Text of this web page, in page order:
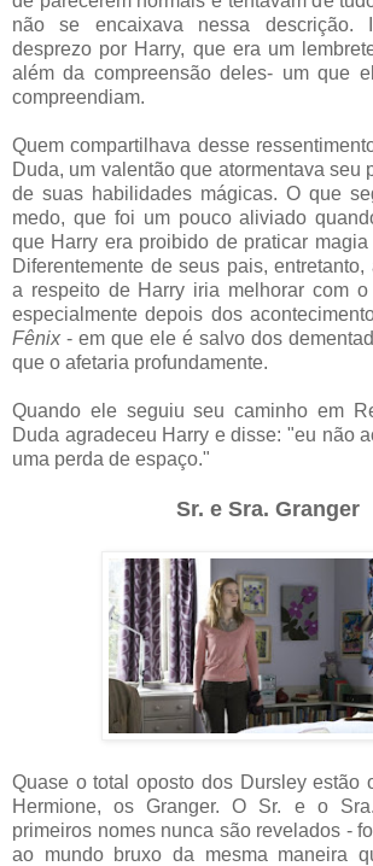
não se encaixava nessa descrição.
desprezo por Harry, que era um
além da compreensão deles- um que
compreendiam.
Quem compartilhava desse
Duda, um valentão que atormentava seu
de suas habilidades mágicas. O que
medo, que foi um pouco aliviado
que Harry era proibido de praticar
Diferentemente de seus pais,
a respeito de Harry iria melhorar com
especialmente depois dos
Fênix - em que ele é salvo dos
que o afetaria profundamente.
Quando ele seguiu seu caminho em
Duda agradeceu Harry e disse: "eu não
uma perda de espaço."
Sr. e Sra. Granger
Quase o total oposto dos Dursley estão
Hermione, os Granger. O Sr. e o
primeiros nomes nunca são revelados -
ao mundo bruxo da mesma maneira